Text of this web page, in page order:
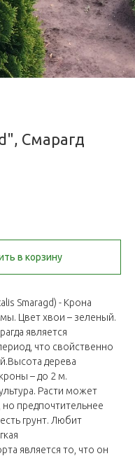
Смарагд
в корзину
Smaragd) - Крона
Цвет хвои – зеленый.
является
что свойственно
дерева
– до 2 м.
Расти может
предпочтительнее
грунт. Любит
является то, что он